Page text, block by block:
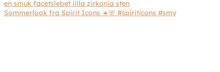
Sommerlook fra Spirit Icons ☀️🌸 #spiriticons #smy